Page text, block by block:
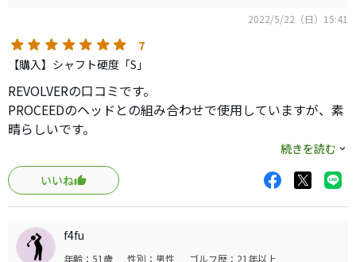
ゴルフは人生同様、無駄の連続で良い商品に出会えるまで
はお金と時間がかかります(笑)
一度は、お試しを❣
2022/5/22（日）15:41
7
【購入】シャフト硬度「S」
REVOLVERの口コミです。
PROCEEDのヘッドとの組み合わせで使用していますが、素
晴らしいです。
飛距離もそうですが、寛容性もあるのでミスの際も思った
ほど曲がりません。
色々試していますが、シャフトはこれが最高ですね。
柔らかいのに変なグニャグニャ感があるわけでもなく、イ
ンパクトの際にはしっかり戻ってきてくれる。
FWもRevolverですが、こちらも同様に飛距離＆寛容性が素
続きを読む
いいね
f4fu
年齢：51歳 性別：男性 ゴルフ歴：21年以上